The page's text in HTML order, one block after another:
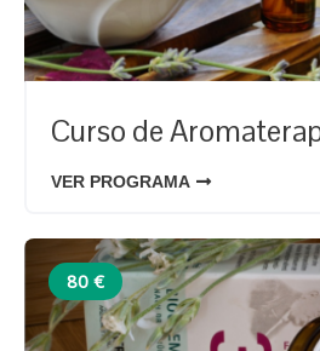
Curso de
VER PROGRAMA
80 €